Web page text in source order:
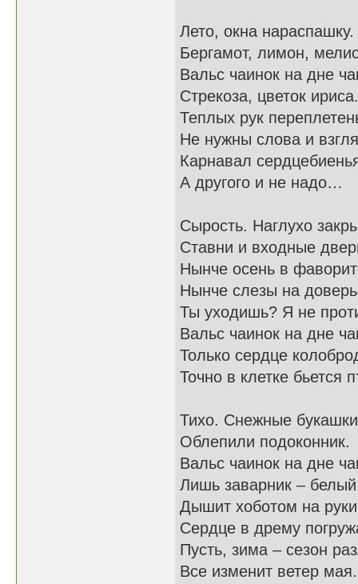
Лето, окна нараспашку.
Бергамот, лимон,
Вальс чаинок на дне
Стрекоза, цветок ириса.
Теплых рук
Не нужны слова и
Карнавал
А другого и не надо…
Сырость. Наглухо
Ставни и входные
Нынче осень в
Нынче слезы на
Ты уходишь? Я не
Вальс чаинок на дне
Только сердце
Точно в клетке бьется
Тихо. Снежные букашки
Облепили подоконник.
Вальс чаинок на дне
Лишь заварник –
Дышит хоботом на
Сердце в дрему
Пусть, зима – сезон
Все изменит ветер мая.